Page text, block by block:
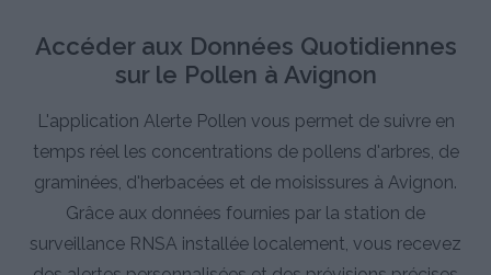
Accéder aux Données Quotidiennes
sur le Pollen à Avignon
L'application Alerte Pollen vous permet de suivre en
temps réel les concentrations de pollens d'arbres, de
graminées, d'herbacées et de moisissures à Avignon.
Grâce aux données fournies par la station de
surveillance RNSA installée localement, vous recevez